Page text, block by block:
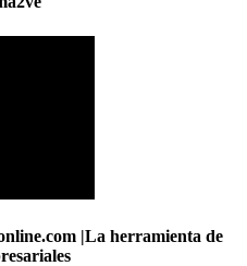
|La herramienta de